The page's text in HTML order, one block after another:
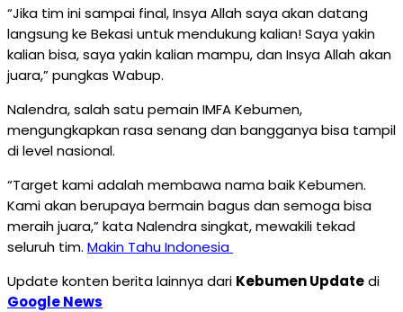
“Jika tim ini sampai final, Insya Allah saya akan datang
langsung ke Bekasi untuk mendukung kalian! Saya yakin
kalian bisa, saya yakin kalian mampu, dan Insya Allah akan
juara,” pungkas Wabup.
Nalendra, salah satu pemain IMFA Kebumen,
mengungkapkan rasa senang dan bangganya bisa tampil
di level nasional.
“Target kami adalah membawa nama baik Kebumen.
Kami akan berupaya bermain bagus dan semoga bisa
meraih juara,” kata Nalendra singkat, mewakili tekad
seluruh tim. Makin Tahu Indonesia
Update konten berita lainnya dari Kebumen Updatedi
Google News